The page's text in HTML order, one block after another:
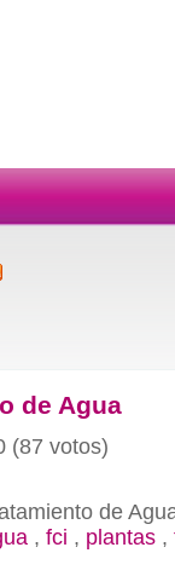
de Agua
(87 votos)
de
, fci , plantas ,